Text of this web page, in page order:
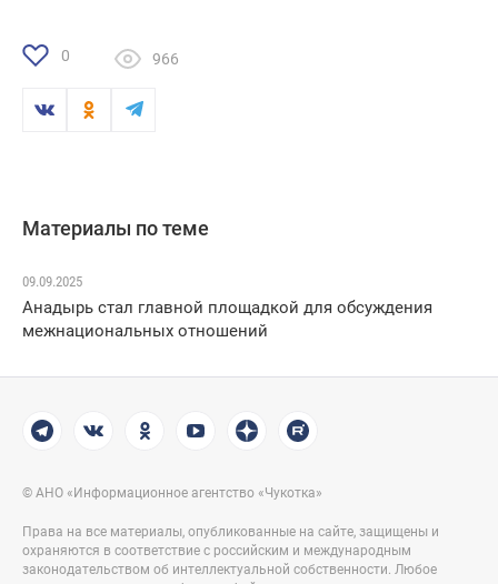
0 966
Материалы по теме
09.09.2025
Анадырь стал главной площадкой для обсуждения
межнациональных отношений
© АНО «Информационное агентство «Чукотка»
Права на все материалы, опубликованные на сайте, защищены и
охраняются в соответствие с российским и международным
законодательством об интеллектуальной собственности. Любое